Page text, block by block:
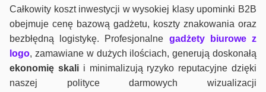
Całkowity koszt inwestycji w wysokiej klasy upominki B2B
obejmuje cenę bazową gadżetu, koszty znakowania oraz
bezbłędną logistykę. Profesjonalne gadżety biurowe z
logo, zamawiane w dużych ilościach, generują doskonałą
ekonomię skalii minimalizują ryzyko reputacyjne dzięki
naszej polityce darmowych wizualizacji